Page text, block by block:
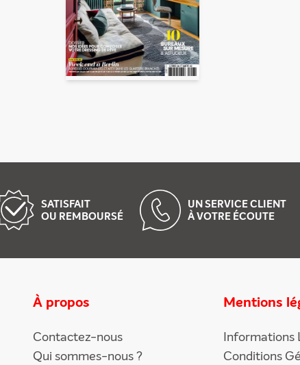
SATISFAIT
OU REMBOURSÉ
UN SERVICE CLIENT
À VOTRE ÉCOUTE
À propos
Contactez-nous
Qui sommes-nous ?
Mentions
Informations
Conditions